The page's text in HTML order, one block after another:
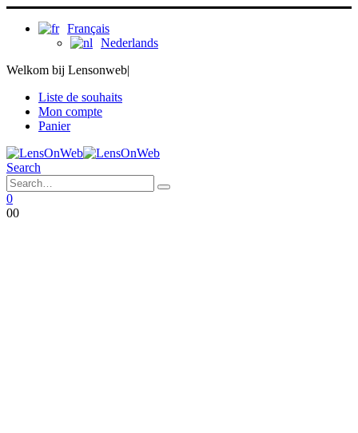
Français
Nederlands
Welkom bij Lensonweb|
Liste de souhaits
Mon compte
Panier
Search
0
00